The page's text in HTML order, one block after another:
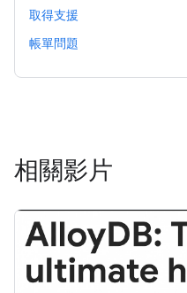
取得支援
帳單問題
相關影片